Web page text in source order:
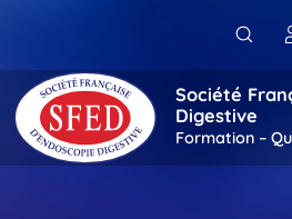
Société
Digestive
Formation –